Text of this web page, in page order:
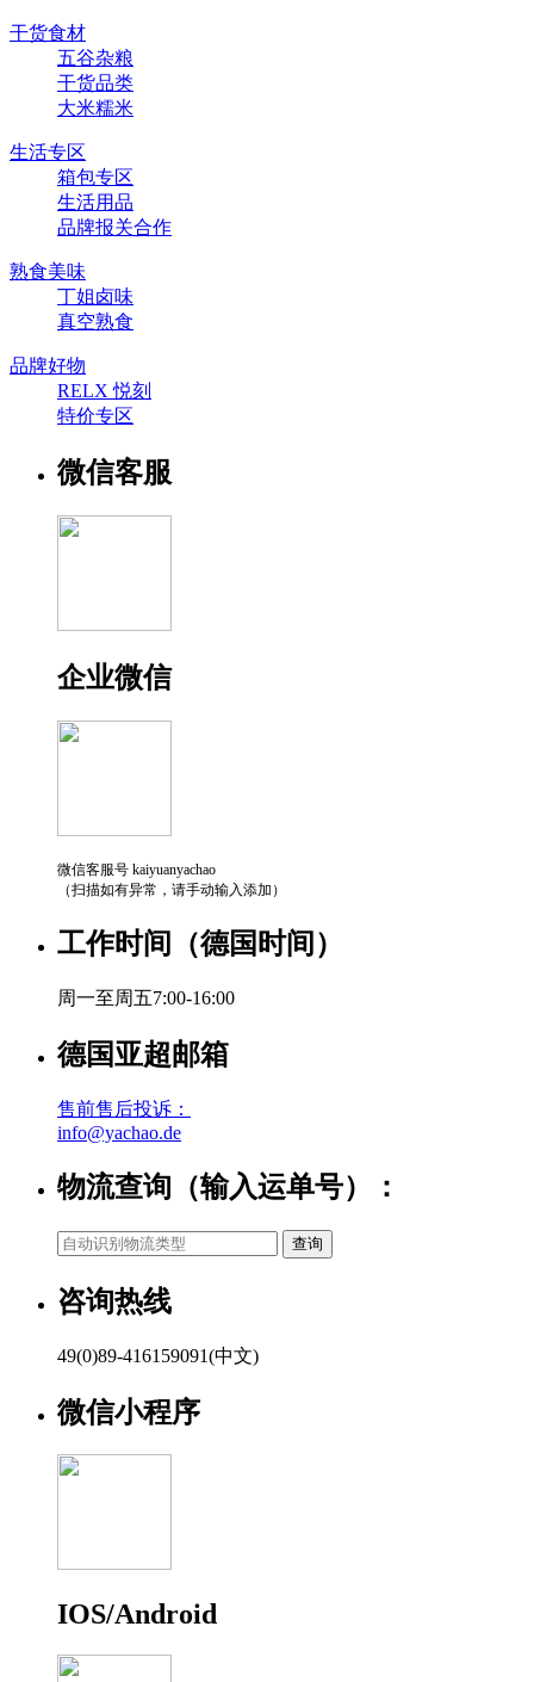
干货食材
五谷杂粮
干货品类
大米糯米
生活专区
箱包专区
生活用品
品牌报关合作
熟食美味
丁姐卤味
真空熟食
品牌好物
RELX 悦刻
特价专区
微信客服
企业微信
微信客服号 kaiyuanyachao
（扫描如有异常，请手动输入添加）
工作时间（德国时间）
周一至周五7:00-16:00
德国亚超邮箱
售前售后投诉：
info@yachao.de
物流查询（输入运单号）：
咨询热线
49(0)89-416159091(中文)
微信小程序
IOS/Android